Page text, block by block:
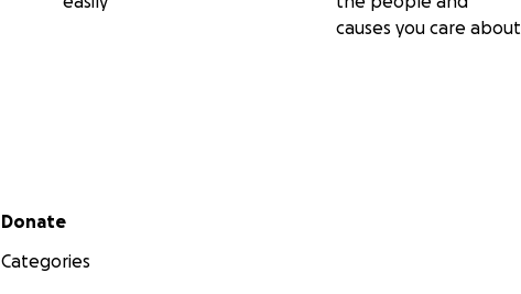
causes you care about
Secondary menu
Donate
Categories